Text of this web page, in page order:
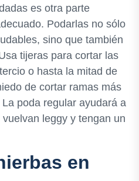
es otra parte
Podarlas no sólo
sino que también
tijeras para cortar las
o hasta la mitad de
de cortar ramas más
poda regular ayudará a
leggy y tengan un
en